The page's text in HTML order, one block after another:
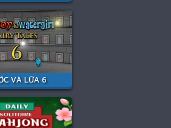
VÀ LỮA 6